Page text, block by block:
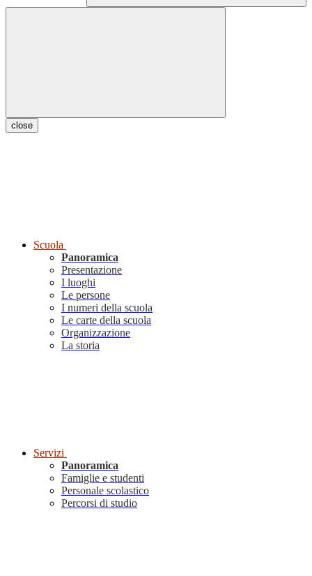
close
Scuola
Panoramica
Presentazione
I luoghi
Le persone
I numeri della scuola
Le carte della scuola
Organizzazione
La storia
Servizi
Panoramica
Famiglie e studenti
Personale scolastico
Percorsi di studio